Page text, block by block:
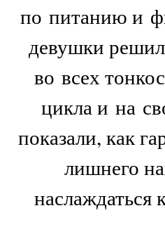
по питанию и
девушки
во всех
цикла и на
показали, как
лишнего